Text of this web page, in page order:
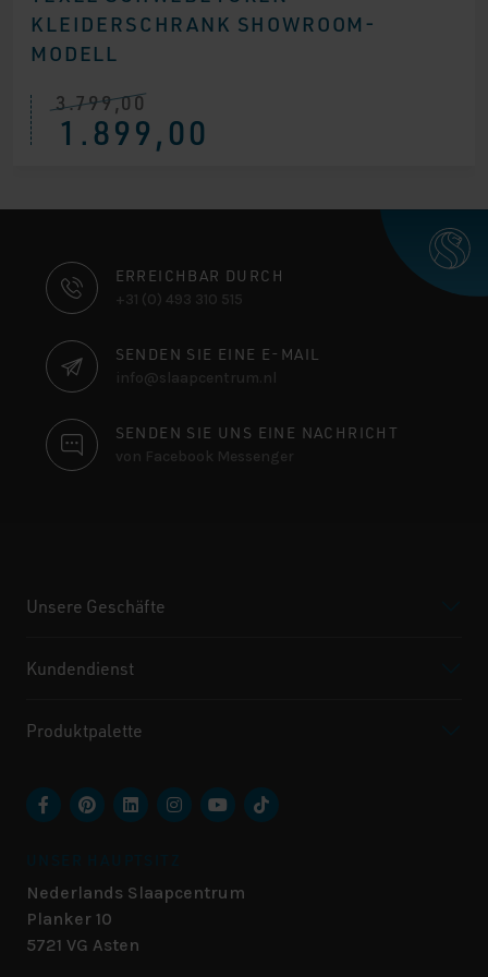
KLEIDERSCHRANK SHOWROOM-
MODELL
3.799,00
Ursprünglicher
Preis
war:1.899,00
Aktueller
Preis
ist:
KONTAKTINFORMATIONEN
ERREICHBAR DURCH
+31 (0) 493 310 515
SENDEN SIE EINE E-MAIL
info@slaapcentrum.nl
SENDEN SIE UNS EINE NACHRICHT
von Facebook Messenger
Unsere Geschäfte
Kundendienst
Produktpalette
Nederlands Slaapcentrum
Planker 10
5721 VG Asten